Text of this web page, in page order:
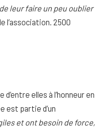
leur faire un peu oublier
l’association. 2500
elles à l’honneur en
est partie d’un
et ont besoin de force,
et sensible : quels soins
ne pas l’irriter ?